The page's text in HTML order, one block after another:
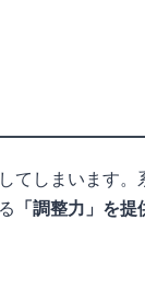
てしまいます。
「調整力」を